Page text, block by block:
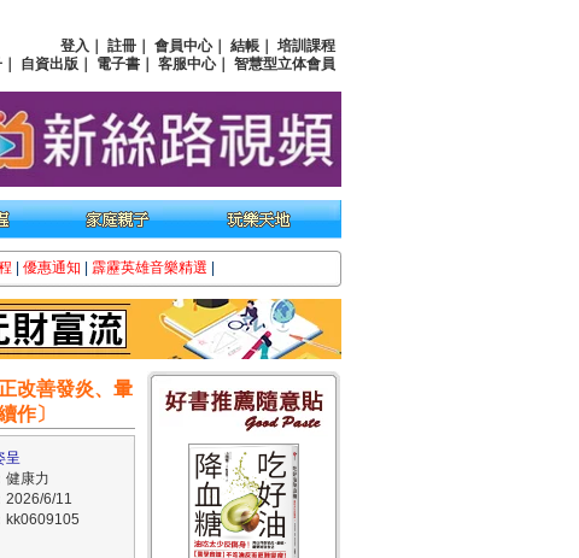
登入 註冊 會員中心｜ 結帳
培訓課程
自資出版 電子書 客服中心｜ 智慧型立体會員
優惠通知 霹靂英雄音樂精選
改善發炎、暈
作〕
呈
健康力
2026/6/11
kk0609105